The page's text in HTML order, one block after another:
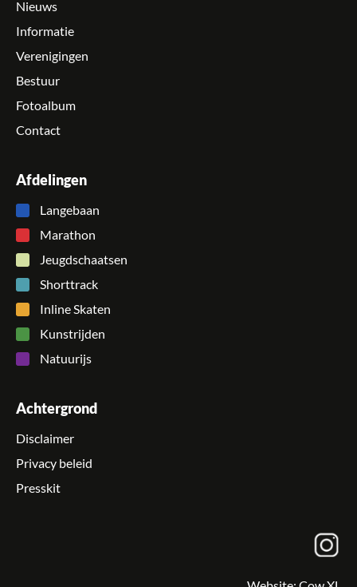
Nieuws
Informatie
Verenigingen
Bestuur
Fotoalbum
Contact
Afdelingen
Langebaan
Marathon
Jeugdschaatsen
Shorttrack
Inline Skaten
Kunstrijden
Natuurijs
Achtergrond
Disclaimer
Privacy beleid
Presskit